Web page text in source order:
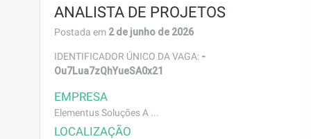
ANALISTA DE PROJETOS
Postada em 2 de junho de 2026
IDENTIFICADOR ÚNICO DA VAGA: -
Ou7Lua7zQhYueSA0x21
EMPRESA
Elementus Soluções A ...
LOCALIZAÇÃO